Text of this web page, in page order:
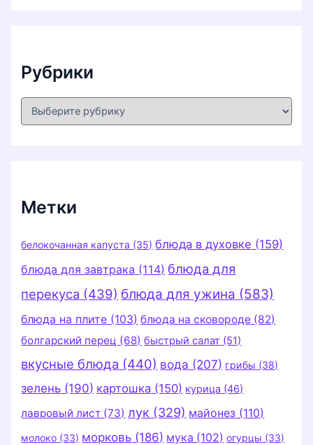
Рубрики
Р
Метки
белокочанная капуста (35) блюда в духовке (159)
блюда для завтрака (114) блюда для
перекуса (439) блюда для ужина (583)
блюда на плите (103) блюда на сковороде (82)
болгарский перец (68) быстрый салат (51)
вкусные блюда (440) вода (207) грибы (38)
зелень (190) картошка (150) курица (46)
лавровый лист (73) лук (329) майонез (110)
молоко (33) морковь (186) мука (102) огурцы (33)